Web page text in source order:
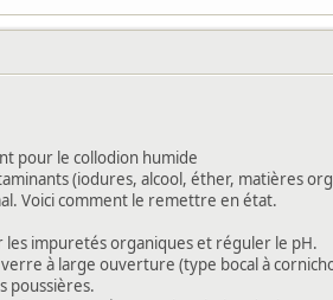
pour le collodion humide
(iodures, alcool, éther, matières
Voici comment le remettre en état.
les impuretés organiques et réguler le pH.
à large ouverture (type bocal à
poussières.